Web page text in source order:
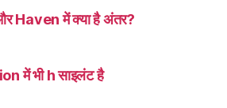
Haven में क्या है अंतर?
में भी h साइलंट है